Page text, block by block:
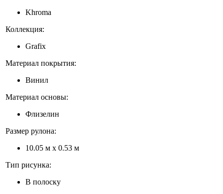
Khroma
Коллекция:
Grafix
Материал покрытия:
Винил
Материал основы:
Флизелин
Размер рулона:
10.05 м x 0.53 м
Тип рисунка:
В полоску